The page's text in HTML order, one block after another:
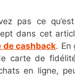
pas ce
dans cet
de cashback. En
carte de
en ligne,